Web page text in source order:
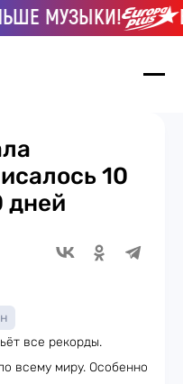
МУЗЫКИ!
10
дней
все рекорды.
всему миру. Особенно